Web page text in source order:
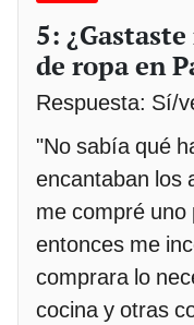
5:
de ropa en
Respuesta: Sí/
"No sabía qué
encantaban los
me compré uno
entonces me
comprara lo
cocina y otras